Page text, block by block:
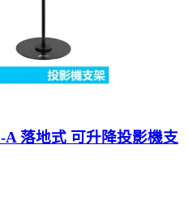
落地式 可升降投影機支